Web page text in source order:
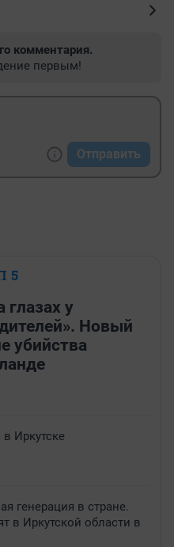
комментария.
первым!
Отправить
5
глазах у
Новый
убийства
Иркутске
генерация в стране.
в Иркутской области в